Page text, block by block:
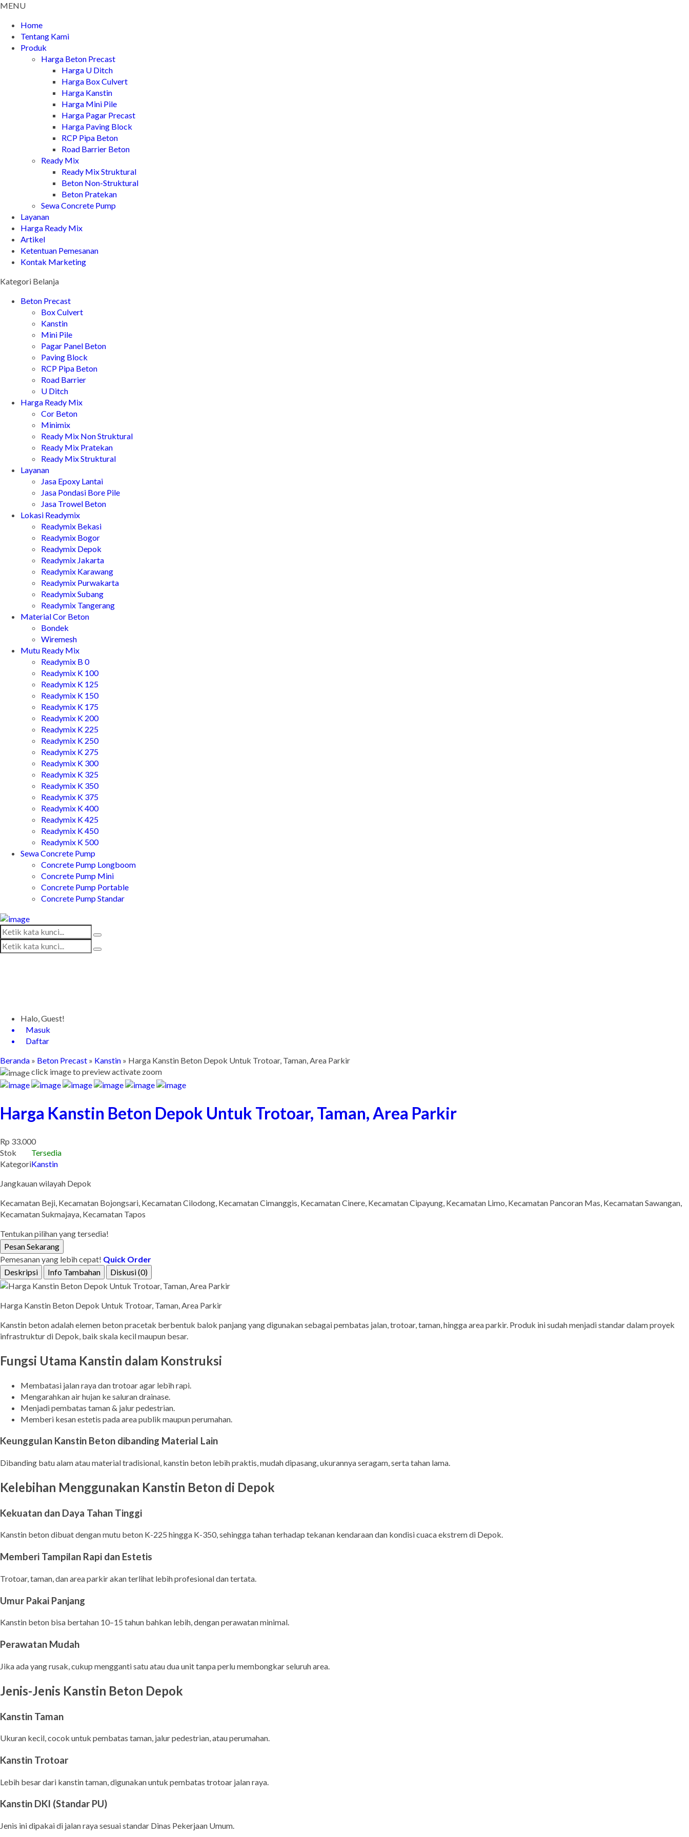
MENU
Home
Tentang Kami
Produk
Harga Beton Precast
Harga U Ditch
Harga Box Culvert
Harga Kanstin
Harga Mini Pile
Harga Pagar Precast
Harga Paving Block
RCP Pipa Beton
Road Barrier Beton
Ready Mix
Ready Mix Struktural
Beton Non-Struktural
Beton Pratekan
Sewa Concrete Pump
Layanan
Harga Ready Mix
Artikel
Ketentuan Pemesanan
Kontak Marketing
Kategori Belanja
Beton Precast
Box Culvert
Kanstin
Mini Pile
Pagar Panel Beton
Paving Block
RCP Pipa Beton
Road Barrier
U Ditch
Harga Ready Mix
Cor Beton
Minimix
Ready Mix Non Struktural
Ready Mix Pratekan
Ready Mix Struktural
Layanan
Jasa Epoxy Lantai
Jasa Pondasi Bore Pile
Jasa Trowel Beton
Lokasi Readymix
Readymix Bekasi
Readymix Bogor
Readymix Depok
Readymix Jakarta
Readymix Karawang
Readymix Purwakarta
Readymix Subang
Readymix Tangerang
Material Cor Beton
Bondek
Wiremesh
Mutu Ready Mix
Readymix B 0
Readymix K 100
Readymix K 125
Readymix K 150
Readymix K 175
Readymix K 200
Readymix K 225
Readymix K 250
Readymix K 275
Readymix K 300
Readymix K 325
Readymix K 350
Readymix K 375
Readymix K 400
Readymix K 425
Readymix K 450
Readymix K 500
Sewa Concrete Pump
Concrete Pump Longboom
Concrete Pump Mini
Concrete Pump Portable
Concrete Pump Standar
Halo, Guest!
Masuk
Daftar
Beranda » Beton Precast » Kanstin » Harga Kanstin Beton Depok Untuk Trotoar, Taman, Area Parkir
click image to previewactivate zoom
Harga Kanstin Beton Depok Untuk Trotoar, Taman, Area Parkir
Rp 33.000
Stok
Tersedia
KategoriKanstin
Jangkauan wilayah Depok
Kecamatan Beji, Kecamatan Bojongsari, Kecamatan Cilodong, Kecamatan Cimanggis, Kecamatan Cinere, Kecamatan Cipayung, Kecamatan Limo, Kecamatan Pancoran Mas, Kecamatan Sawangan,
Kecamatan Sukmajaya, Kecamatan Tapos
Tentukan pilihan yang tersedia!
Pesan Sekarang
Pemesanan yang lebih cepat! Quick Order
Deskripsi
Info Tambahan Diskusi (0)
Harga Kanstin Beton Depok Untuk Trotoar, Taman, Area Parkir
Kanstin beton adalah elemen beton pracetak berbentuk balok panjang yang digunakan sebagai pembatas jalan, trotoar, taman, hingga area parkir. Produk ini sudah menjadi standar dalam proyek
infrastruktur di Depok, baik skala kecil maupun besar.
Fungsi Utama Kanstin dalam Konstruksi
Membatasi jalan raya dan trotoar agar lebih rapi.
Mengarahkan air hujan ke saluran drainase.
Menjadi pembatas taman & jalur pedestrian.
Memberi kesan estetis pada area publik maupun perumahan.
Keunggulan Kanstin Beton dibanding Material Lain
Dibanding batu alam atau material tradisional, kanstin beton lebih praktis, mudah dipasang, ukurannya seragam, serta tahan lama.
Kelebihan Menggunakan Kanstin Beton di Depok
Kekuatan dan Daya Tahan Tinggi
Kanstin beton dibuat dengan mutu beton K-225 hingga K-350, sehingga tahan terhadap tekanan kendaraan dan kondisi cuaca ekstrem di Depok.
Memberi Tampilan Rapi dan Estetis
Trotoar, taman, dan area parkir akan terlihat lebih profesional dan tertata.
Umur Pakai Panjang
Kanstin beton bisa bertahan 10–15 tahun bahkan lebih, dengan perawatan minimal.
Perawatan Mudah
Jika ada yang rusak, cukup mengganti satu atau dua unit tanpa perlu membongkar seluruh area.
Jenis-Jenis Kanstin Beton Depok
Kanstin Taman
Ukuran kecil, cocok untuk pembatas taman, jalur pedestrian, atau perumahan.
Kanstin Trotoar
Lebih besar dari kanstin taman, digunakan untuk pembatas trotoar jalan raya.
Kanstin DKI (Standar PU)
Jenis ini dipakai di jalan raya sesuai standar Dinas Pekerjaan Umum.